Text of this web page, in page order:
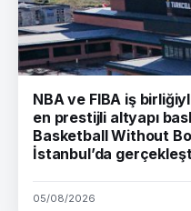
NBA ve FIBA iş
en prestijli altyapı
Basketball Without
İstanbul’da
05/08/2026